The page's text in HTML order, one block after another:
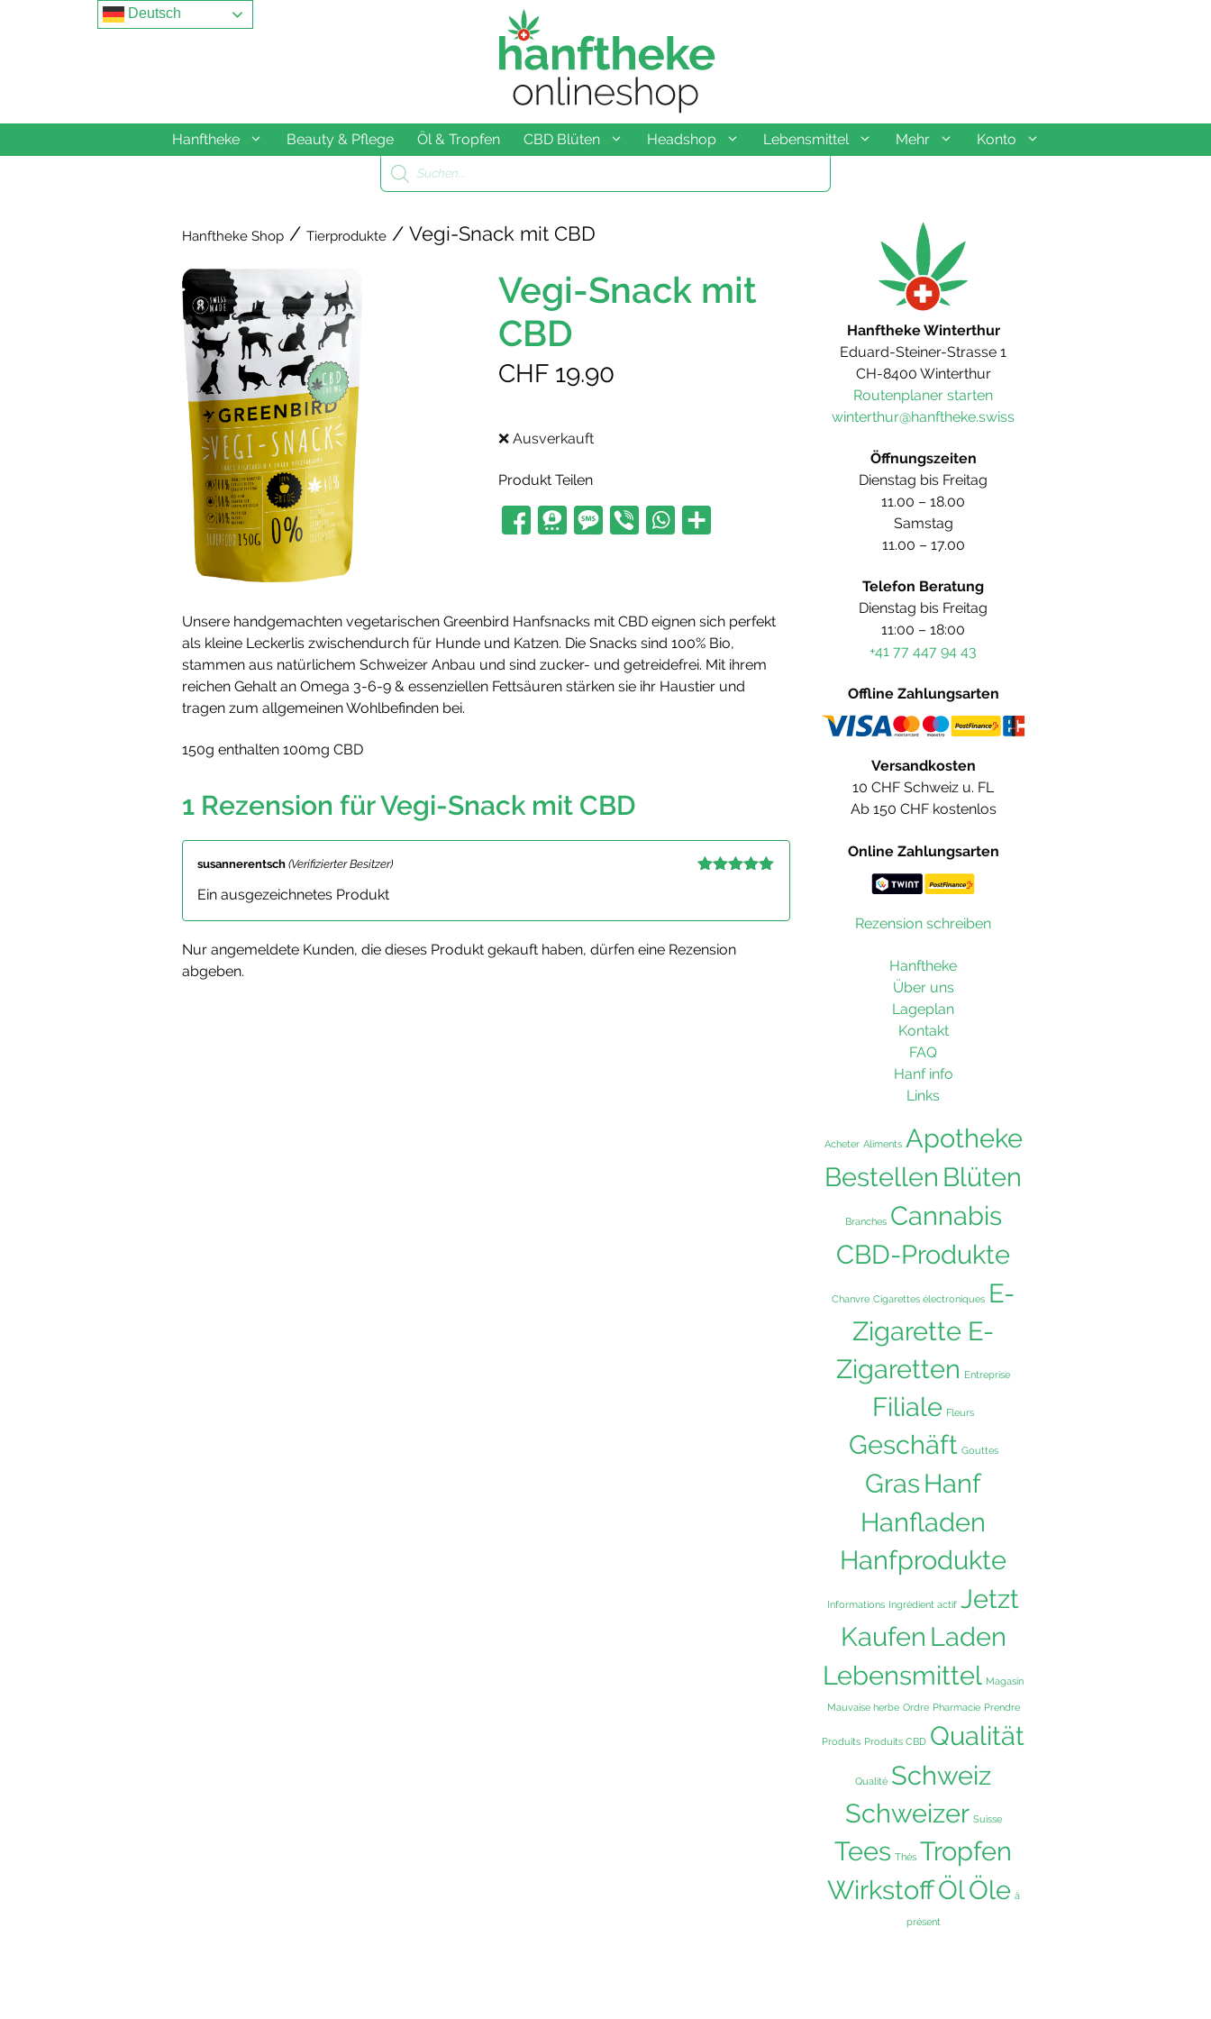
Hanftheke Beauty & Pflege Öl & Tropfen CBD Blüten Headshop Lebensmittel Mehr
Konto
Products
search
Hanftheke Shop / Tierprodukte / Vegi-Snack mit CBD
Vegi-Snack mit
CBD
CHF 19.90
❌ Ausverkauft
Produkt Teilen
Unsere handgemachten vegetarischen Greenbird Hanfsnacks mit CBD eignen sich perfekt
als kleine Leckerlis zwischendurch für Hunde und Katzen. Die Snacks sind 100% Bio,
stammen aus natürlichem Schweizer Anbau und sind zucker- und getreidefrei. Mit ihrem
reichen Gehalt an Omega 3-6-9 & essenziellen Fettsäuren stärken sie ihr Haustier und
tragen zum allgemeinen Wohlbefinden bei.
150g enthalten 100mg CBD
1 Rezension fürVegi-Snack mit CBD
susannerentsch (Verifizierter Besitzer)
Ein ausgezeichnetes Produkt
Nur angemeldete Kunden, die dieses Produkt gekauft haben, dürfen eine Rezension
abgeben.
Hanftheke Winterthur
Eduard-Steiner-Strasse 1
CH-8400 Winterthur
Routenplaner starten
winterthur@hanftheke.swiss
Öffnungszeiten
Dienstag bis Freitag
11.00 – 18.00
Samstag
11.00 – 17.00
Telefon Beratung
Dienstag bis Freitag
11:00 – 18:00
+41 77 447 94 43
Offline Zahlungsarten
Versandkosten
10 CHF Schweiz u. FL
Ab 150 CHF kostenlos
Online Zahlungsarten
Rezension schreiben
Hanftheke
Über uns
Lageplan
Kontakt
FAQ
Hanf info
Links
Acheter Aliments Apotheke
Bestellen Blüten
Branches Cannabis
CBD-Produkte
Chanvre Cigarettes électroniques E-
Zigarette E-
Zigaretten Entreprise
Filiale Fleurs
Geschäft Gouttes
Gras Hanf
Hanfladen
Hanfprodukte
Informations Ingrédient actif Jetzt
Kaufen Laden
Lebensmittel Magasin
Mauvaise herbe Ordre Pharmacie Prendre
Produits Produits CBD Qualität
Qualité Schweiz
Schweizer Suisse
Tees Thés Tropfen
WirkstoffÖlÖle à
présent
Deutsch